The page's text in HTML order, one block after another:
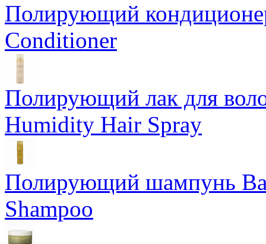
Полирующий
Conditioner
Полирующий лак для
Humidity Hair Spray
Полирующий шампунь
Shampoo